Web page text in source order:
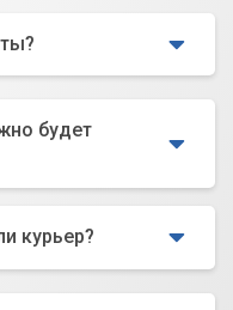
будет
курьер?